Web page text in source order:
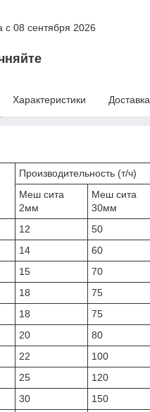
с 08 сентября 2026
Характеристики Доставка
Производительность (т/ч)
Меш сита
2мм
Меш сита
30мм
12 50
14 60
15 70
18 75
18 75
20 80
22 100
25 120
30 150